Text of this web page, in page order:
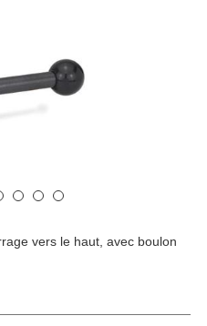
vers le haut, avec boulon